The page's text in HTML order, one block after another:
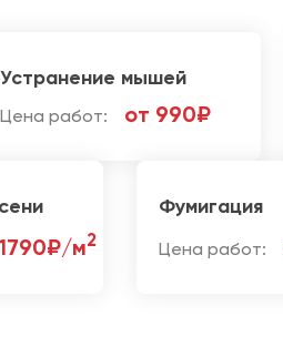
Устранение мышей
Цена работ: от 990₽
м2
Фумигация
Цена работ: